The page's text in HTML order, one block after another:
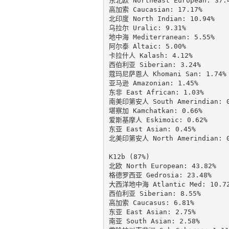
高加索 Caucasian: 17.17%
北印度 North Indian: 10.94%
乌拉尔 Uralic: 9.31%
地中海 Mediterranean: 5.55%
阿尔泰 Altaic: 5.00%
卡拉什人 Kalash: 4.12%
西伯利亚 Siberian: 3.24%
蔻玛尼萨恩人 Khomani San: 1.74%
亚马逊 Amazonian: 1.45%
东非 East African: 1.03%
南美印第安人 South Amerindian:
堪察加 Kamchatkan: 0.66%
爱斯基摩人 Eskimoic: 0.62%
东亚 East Asian: 0.45%
北美印第安人 North Amerindian:
K12b (87%)
北欧 North European: 43.82%
格德罗西亚 Gedrosia: 23.48%
大西洋地中海 Atlantic Med:
西伯利亚 Siberian: 8.55%
高加索 Caucasus: 6.81%
东亚 East Asian: 2.75%
南亚 South Asian: 2.58%